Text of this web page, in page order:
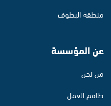
منطقة البطوف
عن المؤسسة
من نحن
طاقم العمل